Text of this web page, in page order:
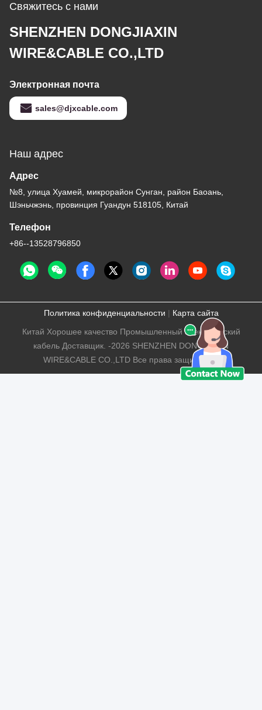
Свяжитесь с нами
SHENZHEN DONGJIAXIN
WIRE&CABLE CO.,LTD
Электронная почта
sales@djxcable.com
Наш адрес
Адрес
№8, улица Хуамей, микрорайон Сунган, район Баоань,
Шэньчжэнь, провинция Гуандун 518105, Китай
Телефон
+86--13528796850
Политика конфиденциальности | Карта сайта
Китай Хорошее качество Промышленный электрический
кабель Доставщик. -2026 SHENZHEN DONGJIAXIN
WIRE&CABLE CO.,LTD Все права защищены.